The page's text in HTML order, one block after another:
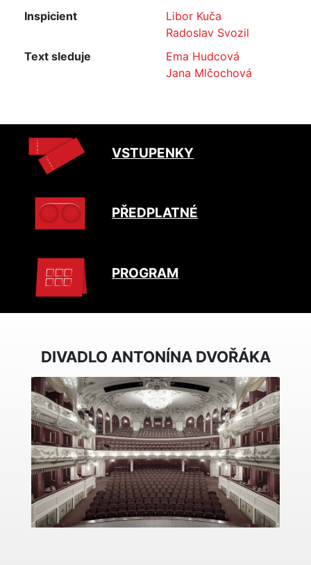
Inspicient
Libor Kuča
Radoslav Svozil
Text sleduje
Ema Hudcová
Jana Mlčochová
VSTUPENKY
PŘEDPLATNÉ
PROGRAM
DIVADLO ANTONÍNA DVOŘÁKA